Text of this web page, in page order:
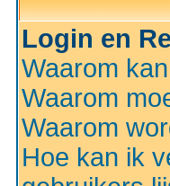
Login en
Waarom
Waarom
Waarom
Hoe kan ik